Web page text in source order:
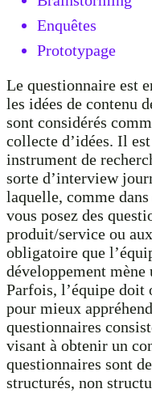
Enquêtes
Prototypage
Le questionnaire est
les idées de contenu
sont considérés
collecte d’idées. Il
instrument de
sorte d’interview
laquelle, comme
vous posez des
produit/service ou
obligatoire que
développement
Parfois, l’équipe doit
pour mieux
questionnaires
visant à obtenir un
questionnaires sont
structurés, non